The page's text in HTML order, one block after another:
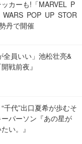
カーも!「MARVEL P
WARS POP UP STOR
丹で開催
全員いい」池松壮亮&
戦前夜』
千代”出口夏希が歩むそ
パーソン『あの星が
い。』